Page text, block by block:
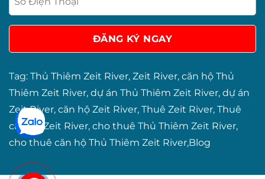
Tag: Thủ Thiêm Zeit River, Zeit River, căn hộ Thủ
Thiêm Zeit River, dự án Thủ Thiêm Zeit River, dự án
Zeit River, căn hộ Zeit River, Thuê Zeit River, Thuê
căn hộ Zeit River, cho thuê Thủ Thiêm Zeit River,
cho thuê căn hộ Thủ Thiêm Zeit River,Blog